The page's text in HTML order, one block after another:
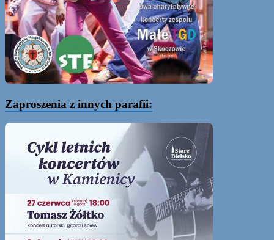
Zaproszenia z innych parafii: